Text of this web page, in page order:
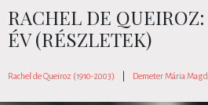
RACHEL DE
ÉV (RÉSZLETEK)
Rachel de Queiroz (1910-2003) Demeter Mária